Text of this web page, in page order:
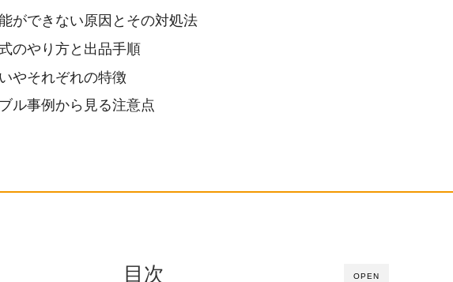
ができない原因とその対処法
のやり方と出品手順
やそれぞれの特徴
ル事例から見る注意点
OPEN
目次